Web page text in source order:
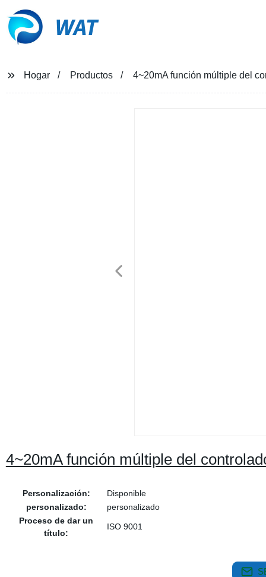
WAT
Hogar Productos 4~20mA función múltiple del
4~20mA función múltiple del
Personalización:
Disponible
personalizado:
personalizado
Proceso de dar un
título:
ISO 9001